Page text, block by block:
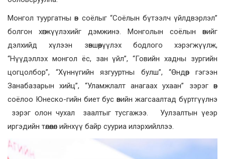
Монгол туургатны өв соёлыг “Соёлын бүтээлч үйлдвэрлэл”
болгон хөгжүүлэхийг дэмжинэ. Монголын соёлын өвийг
дэлхийд хүлээн зөвшөөрүүлэх бодлого хэрэгжүүлж,
“Нүүдэллэх монгол ёс, зан үйл”, “Говийн хадны зургийн
цогцолбор”, “Хүннүгийн язгууртны булш”, “Өндөр гэгээн
Занабазарын хийц”, “Уламжлалт анагаах ухаан” зэрэг өв
соёлоо Юнеско-гийн биет бус өвийн жагсаалтад бүртгүүлнэ
зэрэг олон чухал заалтыг тусгажээ. Уулзалтын үеэр
иргэдийн төлөөлөл ийнхүү байр сууриа илэрхийллээ.